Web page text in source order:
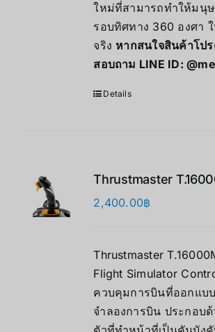
ใหม่ที่สามารถทำให้มนุ
รอบทิศทาง 360 องศา
จริง หากสนใจสินค้าโป
สอบถาม LINE ID:
Details
Thrustmaster
2,400.00฿
Thrustmaster
Flight Simulator
ควบคุมการบินที่ออกแบ
จำลองการบิน ประกอบ